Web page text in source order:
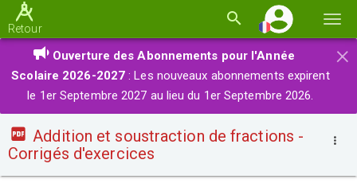
la
Retour
×
Ouverture des Abonnements pour l'Année
Scolaire 2026-2027 : Les nouveaux abonnements expirent
le 1er Septembre 2027 au lieu du 1er Septembre 2026.
Addition et soustraction de fractions -
Corrigés d'exercices